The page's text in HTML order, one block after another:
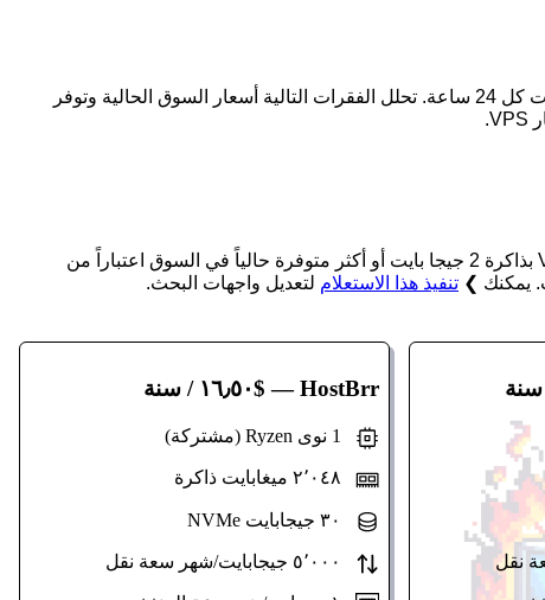
ويقوم بتنمية الإحصائيات كل 24 ساعة. تحلل الفقرات التالية أسعار السوق الحالية وتوفر
عبر جميع الأقاليم والأنظمة التشغيلية والماوراة والمعالجات، ما يلي هي أرخص VPS بذاكرة 2 جيجا بايت أو أكثر متوفرة حالياً في السوق اعتباراً من
تنفيذ هذا الاستعلام لتعديل واجهات البحث.
HostBrr— $١٦٫٥٠ / سنة